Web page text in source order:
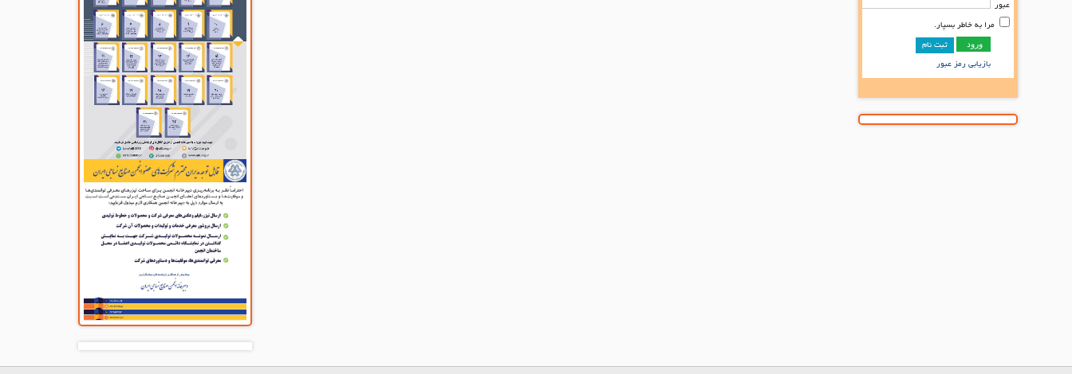
عبور
مرا به خاطر بسپار.
ثبت نام
بازیابی رمز عبور